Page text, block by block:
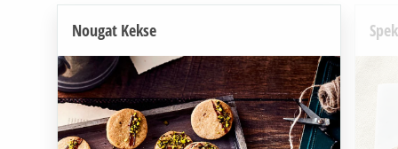
Nougat Kekse